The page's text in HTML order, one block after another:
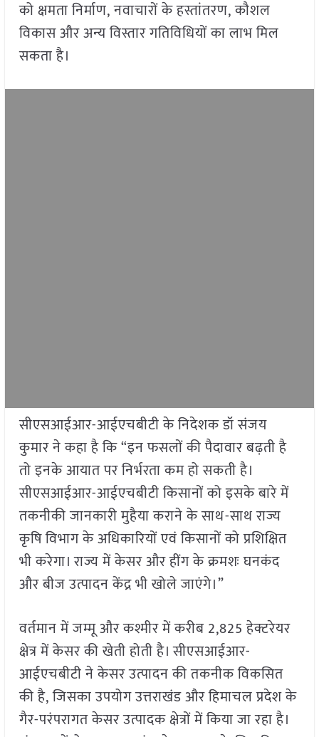
को क्षमता निर्माण, नवाचारों के हस्तांतरण, कौशल
विकास और अन्य विस्तार गतिविधियों का लाभ मिल
सकता है।
सीएसआईआर-आईएचबीटी के निदेशक डॉ संजय
कुमार ने कहा है कि “इन फसलों की पैदावार बढ़ती है
तो इनके आयात पर निर्भरता कम हो सकती है।
सीएसआईआर-आईएचबीटी किसानों को इसके बारे में
तकनीकी जानकारी मुहैया कराने के साथ-साथ राज्य
कृषि विभाग के अधिकारियों एवं किसानों को प्रशिक्षित
भी करेगा। राज्य में केसर और हींग के क्रमशः घनकंद
और बीज उत्पादन केंद्र भी खोले जाएंगे।”
वर्तमान में जम्मू और कश्मीर में करीब 2,825 हेक्टरेयर
क्षेत्र में केसर की खेती होती है। सीएसआईआर-
आईएचबीटी ने केसर उत्पादन की तकनीक विकसित
की है, जिसका उपयोग उत्तराखंड और हिमाचल प्रदेश के
गैर-परंपरागत केसर उत्पादक क्षेत्रों में किया जा रहा है।